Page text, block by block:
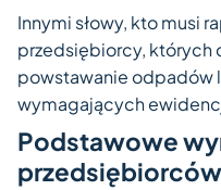
Innymi słowy, kto musi
przedsiębiorcy, których
powstawanie odpadów
wymagających
Podstawowe
przedsiębiorców